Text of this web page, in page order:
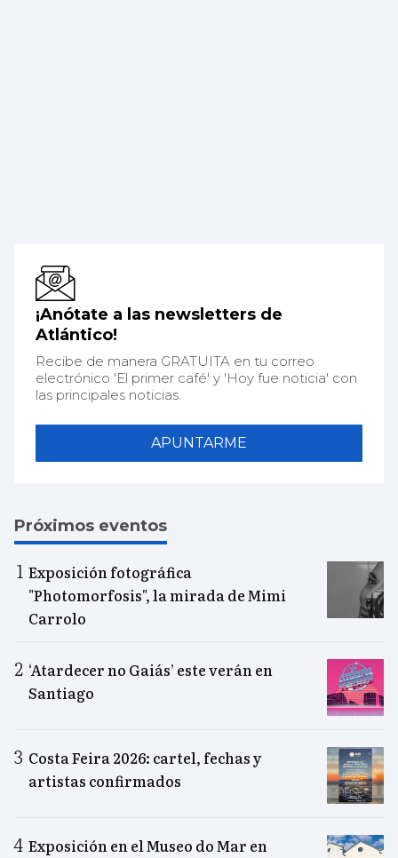
¡Anótate a las newsletters de
Atlántico!
Recibe de manera GRATUITA en tu correo
electrónico 'El primer café' y 'Hoy fue noticia' con
las principales noticias.
APUNTARME
Próximos eventos
Exposición fotográfica
"Photomorfosis", la mirada de Mimi
Carrolo
‘Atardecer no Gaiás’ este verán en
Santiago
Costa Feira 2026: cartel, fechas y
artistas confirmados
Exposición en el Museo do Mar en